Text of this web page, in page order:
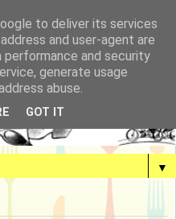
▼
to deliver its services
and user-agent are
performance and security
generate usage
abuse.
GOT IT